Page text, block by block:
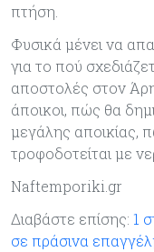
πτήση.
Φυσικά μένει να
για το πού
αποστολές στον
άποικοι, πώς θα
μεγάλης αποικίας,
τροφοδοτείται με
Naftemporiki.gr
Διαβάστε επίσης: 1
σε πράσινα